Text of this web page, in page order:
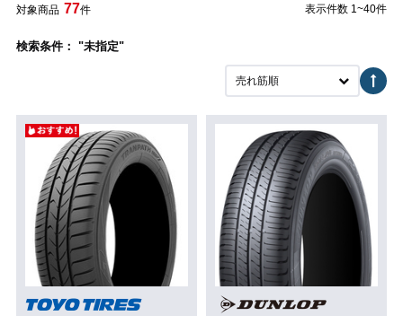
対象商品 77件 表示件数 1~40件
検索条件： "未指定"
売れ筋順